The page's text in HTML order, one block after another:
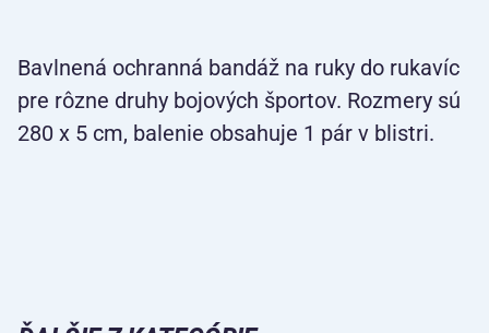
Bavlnená ochranná bandáž na ruky do rukavíc
pre rôzne druhy bojových športov. Rozmery sú
280 x 5 cm, balenie obsahuje 1 pár v blistri.